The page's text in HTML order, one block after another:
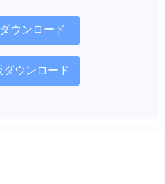
ウンロード
ウンロード